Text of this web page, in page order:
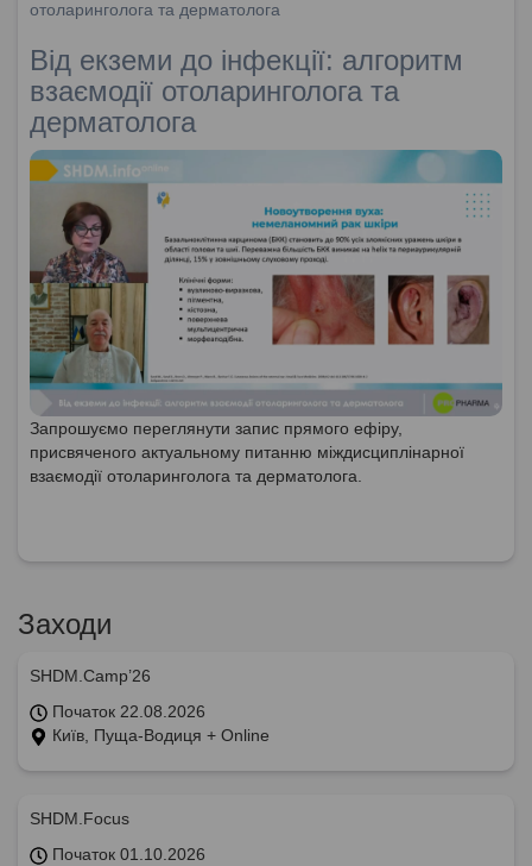
отоларинголога та дерматолога
Від екземи до інфекції: алгоритм
взаємодії отоларинголога та
дерматолога
Запрошуємо переглянути запис прямого ефіру,
присвяченого актуальному питанню міждисциплінарної
взаємодії отоларинголога та дерматолога.
Заходи
SHDM.Camp’26
Початок 22.08.2026
Київ, Пуща-Водиця + Online
SHDM.Focus
Початок 01.10.2026